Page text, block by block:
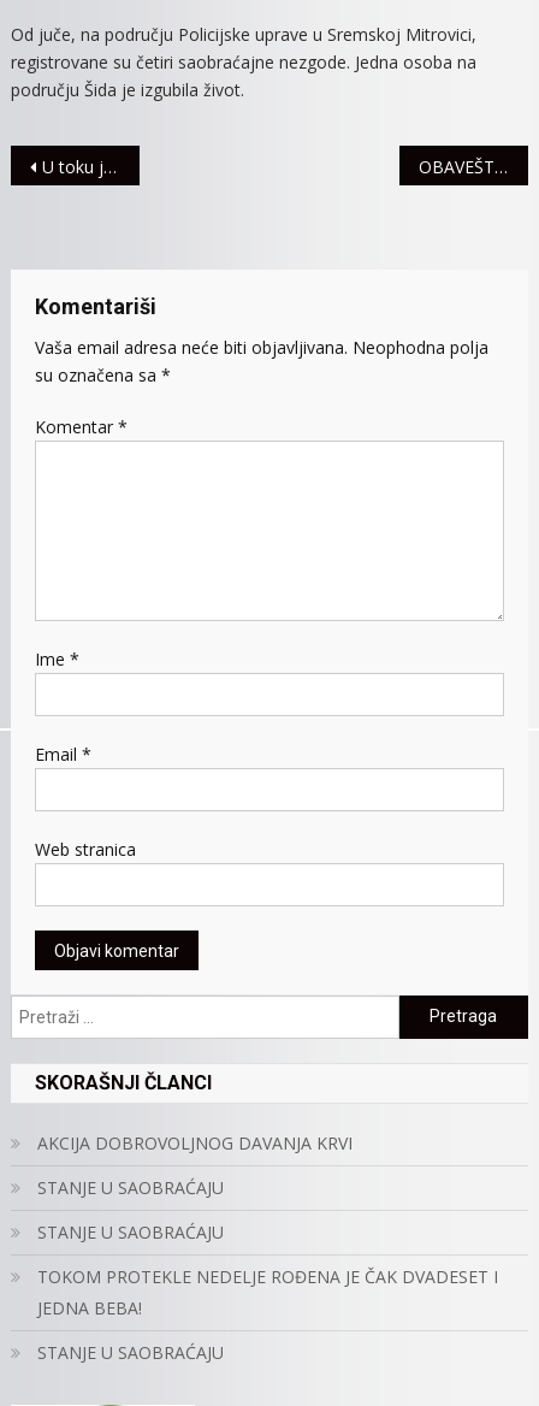
Od juče, na području Policijske uprave u Sremskoj Mitrovici,
registrovane su četiri saobraćajne nezgode. Jedna osoba na
području Šida je izgubila život.
Navigacija
U toku je LOV NA AVATARE – Zaigraj Texas Hold’emispunimisijui PREUZMI TURNIRSKU ULAZNICU! OBAVEŠTENJE JP ” SREM-GAS”
Komentariši
Vaša email adresa neće biti objavljivana. Neophodna polja
su označena sa *
Komentar *
Ime *
Email *
Web stranica
Pretraga:
SKORAŠNJI ČLANCI
AKCIJA DOBROVOLJNOG DAVANJA KRVI
STANJE U SAOBRAĆAJU
STANJE U SAOBRAĆAJU
TOKOM PROTEKLE NEDELJE ROĐENA JE ČAK DVADESET I
JEDNA BEBA!
STANJE U SAOBRAĆAJU